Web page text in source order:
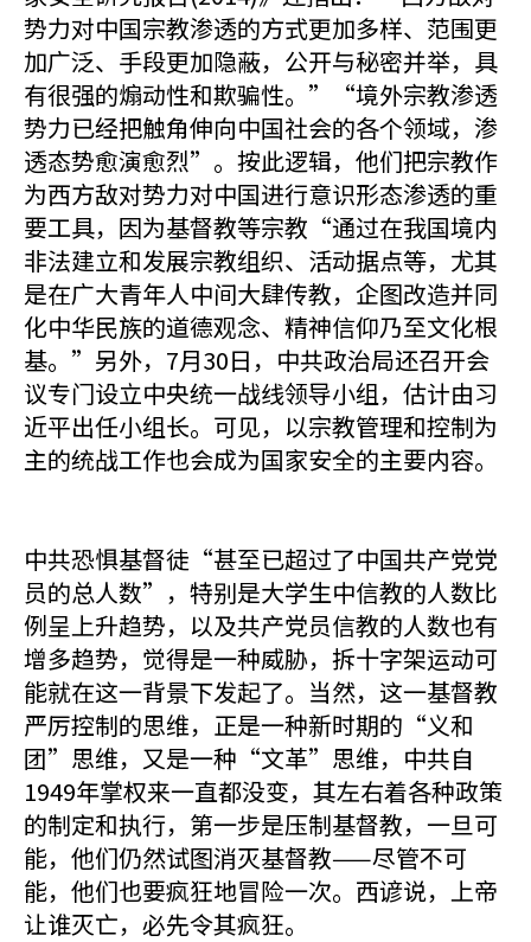
势力对中国宗教渗透的方式更加多样、范围更
加广泛、手段更加隐蔽，公开与秘密并举，具
有很强的煽动性和欺骗性。”“境外宗教渗透
势力已经把触角伸向中国社会的各个领域，渗
透态势愈演愈烈”。按此逻辑，他们把宗教作
为西方敌对势力对中国进行意识形态渗透的重
要工具，因为基督教等宗教“通过在我国境内
非法建立和发展宗教组织、活动据点等，尤其
是在广大青年人中间大肆传教，企图改造并同
化中华民族的道德观念、精神信仰乃至文化根
基。”另外，7月30日，中共政治局还召开会
议专门设立中央统一战线领导小组，估计由习
近平出任小组长。可见，以宗教管理和控制为
主的统战工作也会成为国家安全的主要内容。
中共恐惧基督徒“甚至已超过了中国共产党党
员的总人数”，特别是大学生中信教的人数比
例呈上升趋势，以及共产党员信教的人数也有
增多趋势，觉得是一种威胁，拆十字架运动可
能就在这一背景下发起了。当然，这一基督教
严厉控制的思维，正是一种新时期的“义和
团”思维，又是一种“文革”思维，中共自
1949年掌权来一直都没变，其左右着各种政策
的制定和执行，第一步是压制基督教，一旦可
能，他们仍然试图消灭基督教——尽管不可
能，他们也要疯狂地冒险一次。西谚说，上帝
让谁灭亡，必先令其疯狂。